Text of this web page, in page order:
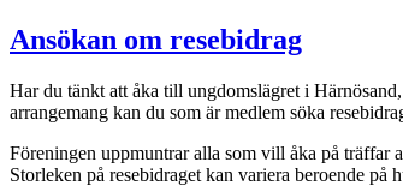
Ansökan om resebidrag
Har du tänkt att åka till ungdomslägret i
arrangemang kan du som är medlem söka
Föreningen uppmuntrar alla som vill åka på träffar
Storleken på resebidraget kan variera beroende på